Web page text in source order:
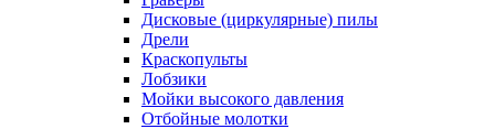
Дисковые (циркулярные) пилы
Дрели
Краскопульты
Лобзики
Мойки высокого давления
Отбойные молотки